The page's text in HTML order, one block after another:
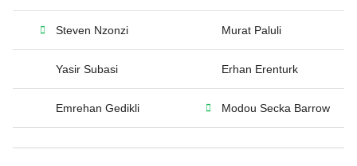
Steven Nzonzi Murat Paluli
Yasir Subasi Erhan Erenturk
Emrehan Gedikli Modou Secka Barrow